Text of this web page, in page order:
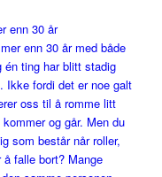
enn 30 år